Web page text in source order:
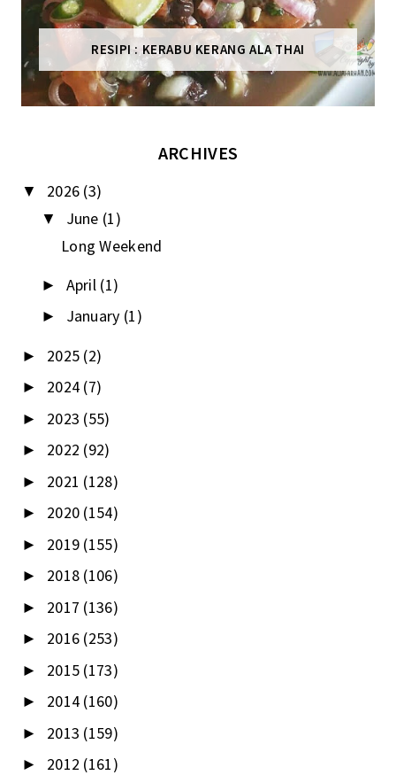
RESIPI : KERABU KERANG ALA THAI
ARCHIVES
▼ 2026 (3)
▼ June (1)
Long Weekend
► April (1)
► January (1)
► 2025 (2)
► 2024 (7)
► 2023 (55)
► 2022 (92)
► 2021 (128)
► 2020 (154)
► 2019 (155)
► 2018 (106)
► 2017 (136)
► 2016 (253)
► 2015 (173)
► 2014 (160)
► 2013 (159)
► 2012 (161)